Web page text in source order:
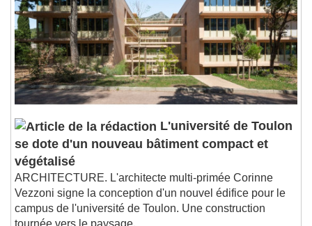
L'université de Toulon
se dote d'un nouveau bâtiment compact et
végétalisé
ARCHITECTURE. L'architecte multi-primée Corinne
Vezzoni signe la conception d'un nouvel édifice pour le
campus de l'université de Toulon. Une construction